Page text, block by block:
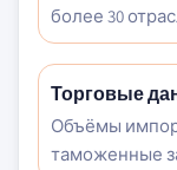
более 30
Торговые
Объёмы
таможенные